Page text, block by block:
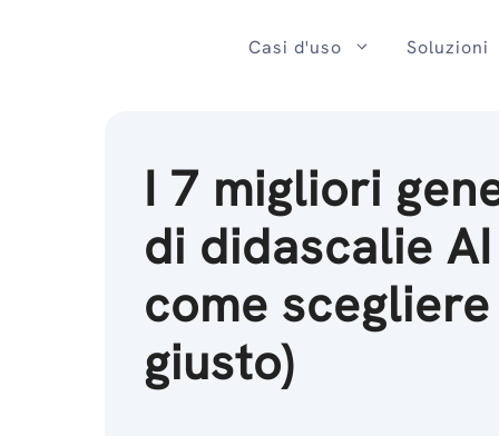
Casi d'uso Soluzioni
I 7 migliori
di didascalie AI
come
giusto)